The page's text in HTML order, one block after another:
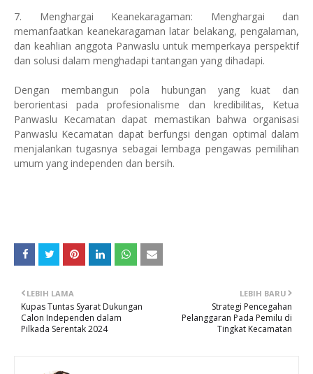
7. Menghargai Keanekaragaman: Menghargai dan
memanfaatkan keanekaragaman latar belakang, pengalaman,
dan keahlian anggota Panwaslu untuk memperkaya perspektif
dan solusi dalam menghadapi tantangan yang dihadapi.
Dengan membangun pola hubungan yang kuat dan
berorientasi pada profesionalisme dan kredibilitas, Ketua
Panwaslu Kecamatan dapat memastikan bahwa organisasi
Panwaslu Kecamatan dapat berfungsi dengan optimal dalam
menjalankan tugasnya sebagai lembaga pengawas pemilihan
umum yang independen dan bersih.
LEBIH BARU
Strategi Pencegahan
Pelanggaran Pada Pemilu di
Tingkat Kecamatan
LEBIH LAMA
Kupas Tuntas Syarat Dukungan
Calon Independen dalam
Pilkada Serentak 2024